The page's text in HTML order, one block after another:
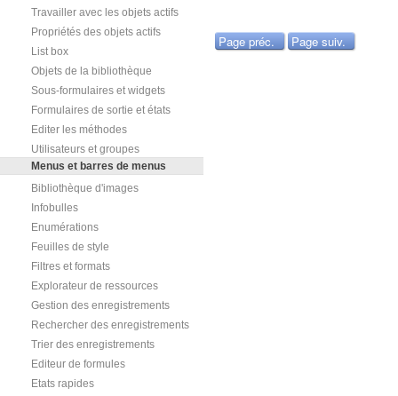
Travailler avec les objets actifs
Propriétés des objets actifs
List box
Objets de la bibliothèque
Sous-formulaires et widgets
Formulaires de sortie et états
Editer les méthodes
Utilisateurs et groupes
Menus et barres de menus
Bibliothèque d'images
Infobulles
Enumérations
Feuilles de style
Filtres et formats
Explorateur de ressources
Gestion des enregistrements
Rechercher des enregistrements
Trier des enregistrements
Editeur de formules
Etats rapides
Page préc. Page suiv.